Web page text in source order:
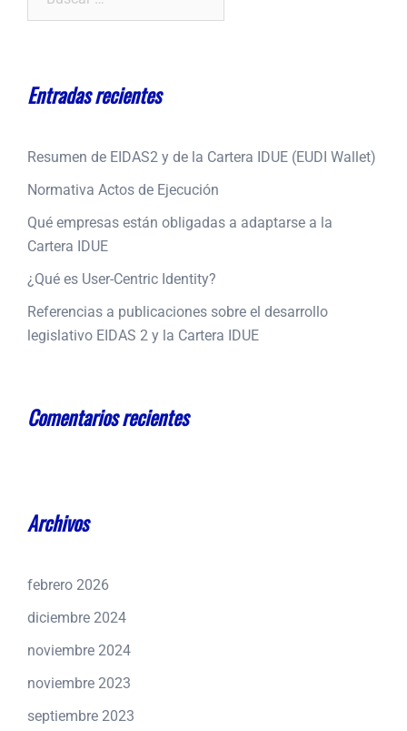
Entradas recientes
Resumen de EIDAS2 y de la Cartera IDUE (EUDI Wallet)
Normativa Actos de Ejecución
Qué empresas están obligadas a adaptarse a la
Cartera IDUE
¿Qué es User-Centric Identity?
Referencias a publicaciones sobre el desarrollo
legislativo EIDAS 2 y la Cartera IDUE
Comentarios recientes
Archivos
febrero 2026
diciembre 2024
noviembre 2024
noviembre 2023
septiembre 2023